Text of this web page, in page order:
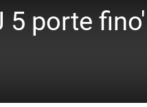
5 porte